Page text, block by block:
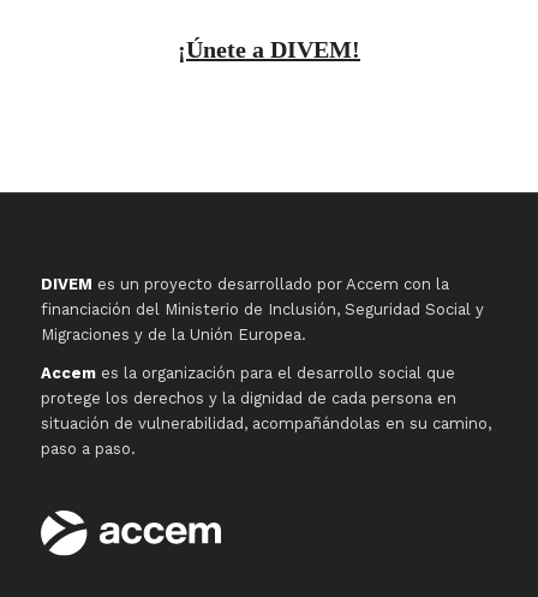
¡Únete a DIVEM!
DIVEM es un proyecto desarrollado por Accem con la
financiación del Ministerio de Inclusión, Seguridad Social y
Migraciones y de la Unión Europea.
Accemes la organización para el desarrollo social que
protege los derechos y la dignidad de cada persona en
situación de vulnerabilidad, acompañándolas en su camino,
paso a paso.